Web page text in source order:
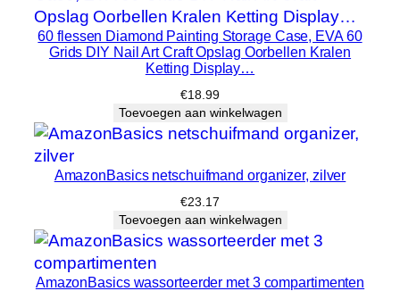
e
v
h
i
60 flessen Diamond Painting Storage Case, EVA 60
Grids DIY Nail Art Craft Opslag Oorbellen Kralen
Ketting Display…
€18.99
Toevoegen aan winkelwagen
AmazonBasics netschuifmand organizer, zilver
€23.17
Toevoegen aan winkelwagen
AmazonBasics wassorteerder met 3 compartimenten